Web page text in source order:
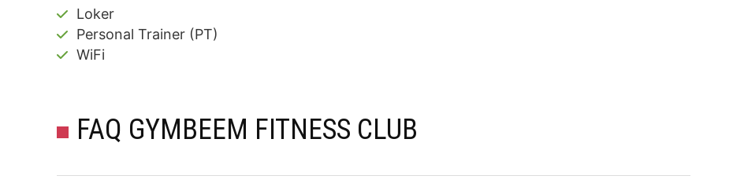
Loker
Personal Trainer (PT)
WiFi
FAQ GYMBEEM FITNESS CLUB